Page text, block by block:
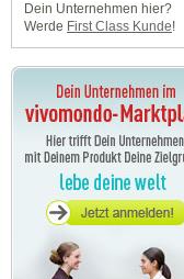
Dein Unternehmen hier?
Werde First Class Kunde!